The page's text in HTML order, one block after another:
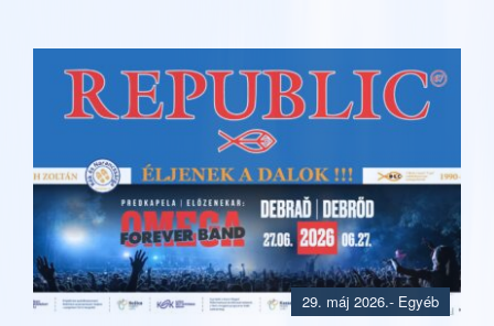
- Egyéb
29. máj 2026.